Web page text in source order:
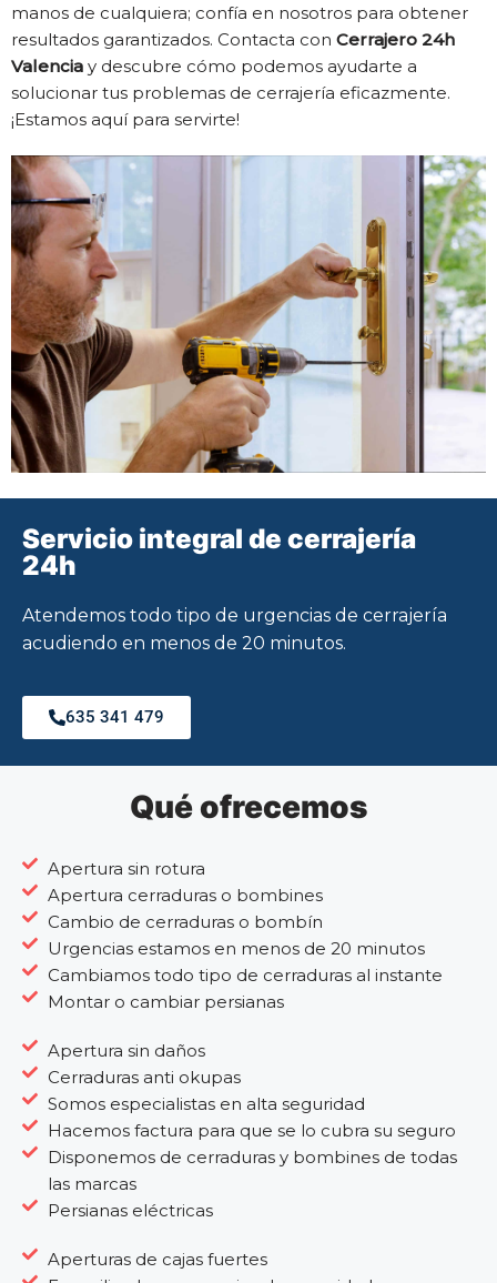
manos de cualquiera; confía en nosotros para obtener
resultados garantizados. Contacta con Cerrajero 24h
Valencia y descubre cómo podemos ayudarte a
solucionar tus problemas de cerrajería eficazmente.
¡Estamos aquí para servirte!
Servicio integral de cerrajería
24h
Atendemos todo tipo de urgencias de cerrajería
acudiendo en menos de 20 minutos.
635 341 479
Qué ofrecemos
Apertura sin rotura
Apertura cerraduras o bombines
Cambio de cerraduras o bombín
Urgencias estamos en menos de 20 minutos
Cambiamos todo tipo de cerraduras al instante
Montar o cambiar persianas
Apertura sin daños
Cerraduras anti okupas
Somos especialistas en alta seguridad
Hacemos factura para que se lo cubra su seguro
Disponemos de cerraduras y bombines de todas
las marcas
Persianas eléctricas
Aperturas de cajas fuertes